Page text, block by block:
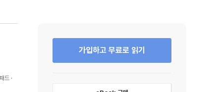
드
가입하고 무료로 읽기